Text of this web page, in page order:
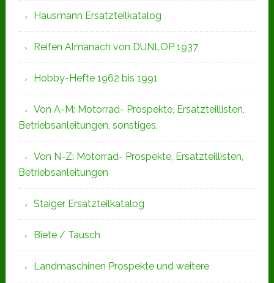
Hausmann Ersatzteilkatalog
Reifen Almanach von DUNLOP 1937
Hobby-Hefte 1962 bis 1991
Von A-M: Motorrad- Prospekte, Ersatzteillisten,
Betriebsanleitungen, sonstiges,
Von N-Z: Motorrad- Prospekte, Ersatzteillisten,
Betriebsanleitungen
Staiger Ersatzteilkatalog
Biete / Tausch
Landmaschinen Prospekte und weitere